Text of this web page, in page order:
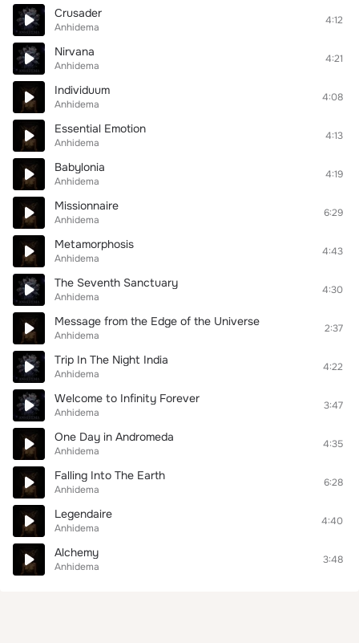
Crusader
Anhidema
4:12
Nirvana
Anhidema
4:21
Individuum
Anhidema
4:08
Essential Emotion
Anhidema
4:13
Babylonia
Anhidema
4:19
Missionnaire
Anhidema
6:29
Metamorphosis
Anhidema
4:43
The Seventh Sanctuary
Anhidema
4:30
Message from the Edge of the Universe
Anhidema
2:37
Trip In The Night India
Anhidema
4:22
Welcome to Infinity Forever
Anhidema
3:47
One Day in Andromeda
Anhidema
4:35
Falling Into The Earth
Anhidema
6:28
Legendaire
Anhidema
4:40
Alchemy
Anhidema
3:48